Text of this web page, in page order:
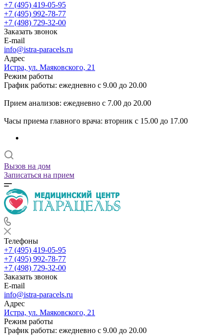
+7 (495) 419-05-95
+7 (495) 992-78-77
+7 (498) 729-32-00
Заказать звонок
E-mail
info@istra-paracels.ru
Адрес
Истра, ул. Маяковского, 21
Режим работы
График работы: ежедневно с 9.00 до 20.00
Прием анализов: ежедневно с 7.00 до 20.00
Часы приема главного врача: вторник с 15.00 до 17.00
Вызов на дом
Записаться на прием
Телефоны
+7 (495) 419-05-95
+7 (495) 992-78-77
+7 (498) 729-32-00
Заказать звонок
E-mail
info@istra-paracels.ru
Адрес
Истра, ул. Маяковского, 21
Режим работы
График работы: ежедневно с 9.00 до 20.00